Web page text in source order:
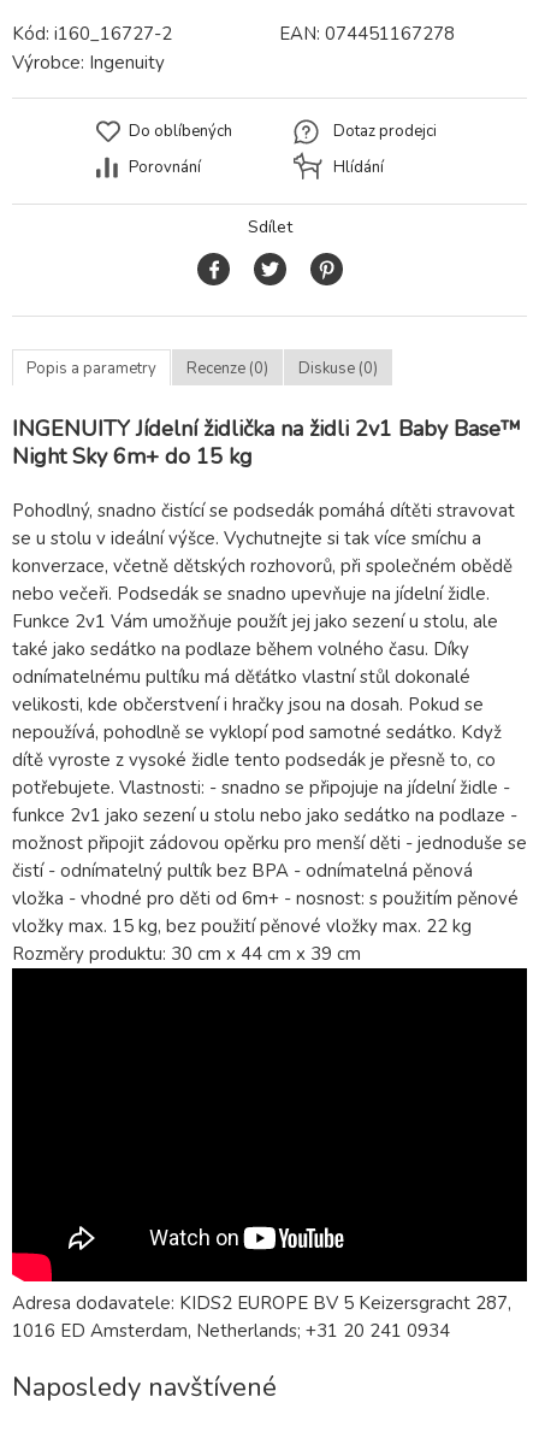
Kód: i160_16727-2 EAN: 074451167278
Výrobce: Ingenuity
Do oblíbených
Porovnání
Dotaz prodejci
Hlídání
Sdílet
Popis a parametry Recenze (0) Diskuse (0)
INGENUITY Jídelní židlička na židli 2v1 Baby Base™
Night Sky 6m+ do 15 kg
Pohodlný, snadno čistící se podsedák pomáhá dítěti stravovat
se u stolu v ideální výšce. Vychutnejte si tak více smíchu a
konverzace, včetně dětských rozhovorů, při společném obědě
nebo večeři. Podsedák se snadno upevňuje na jídelní židle.
Funkce 2v1 Vám umožňuje použít jej jako sezení u stolu, ale
také jako sedátko na podlaze během volného času. Díky
odnímatelnému pultíku má děťátko vlastní stůl dokonalé
velikosti, kde občerstvení i hračky jsou na dosah. Pokud se
nepoužívá, pohodlně se vyklopí pod samotné sedátko. Když
dítě vyroste z vysoké židle tento podsedák je přesně to, co
potřebujete. Vlastnosti: - snadno se připojuje na jídelní židle -
funkce 2v1 jako sezení u stolu nebo jako sedátko na podlaze -
možnost připojit zádovou opěrku pro menší děti - jednoduše se
čistí - odnímatelný pultík bez BPA - odnímatelná pěnová
vložka - vhodné pro děti od 6m+ - nosnost: s použitím pěnové
vložky max. 15 kg, bez použití pěnové vložky max. 22 kg
Rozměry produktu: 30 cm x 44 cm x 39 cm
Adresa dodavatele: KIDS2 EUROPE BV 5 Keizersgracht 287,
1016 ED Amsterdam, Netherlands; +31 20 241 0934
Naposledy navštívené